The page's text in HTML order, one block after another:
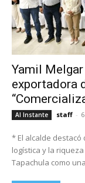
Yamil
exportadora
Al Instante staff -
* El alcalde
logística y la
Tapachula como